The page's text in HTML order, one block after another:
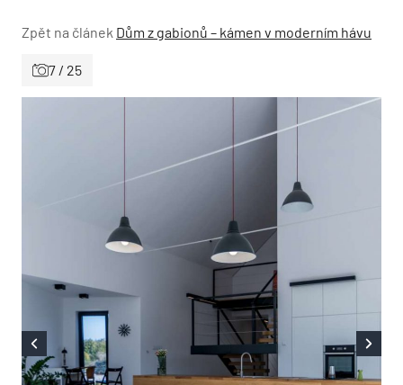
Zpět na článek Dům z gabionů – kámen v moderním hávu
7 / 25